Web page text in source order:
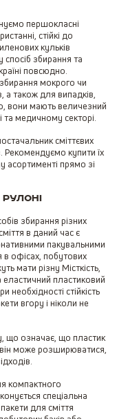
першокласні
стійкі до
кульків
спосіб збирання та
повсюдно.
мокрого чи
а також для випадків,
вони мають величезний
та медичному секторі.
сміттєвих
Рекомендуємо купити їх
асортименті прямо зі
збирання різних
в даний час є
пакувальними
в офісах, побутових
мати різну Місткість,
пластиковий
необхідності стійкість
вгору і ніколи не
що означає, що пластик
може розширюватися,
компактного
спеціальна
для сміття